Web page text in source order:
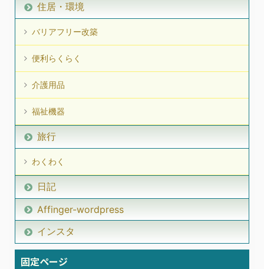
住居・環境
バリアフリー改築
便利らくらく
介護用品
福祉機器
旅行
わくわく
日記
Affinger-wordpress
インスタ
固定ページ